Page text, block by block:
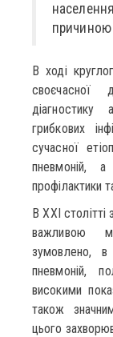
причиною
В ході
своєчасної
діагностику
грибкових
сучасної
пневмоній,
профілактики
В XXI
важливою
зумовлено,
пневмоній,
високими
також
цього